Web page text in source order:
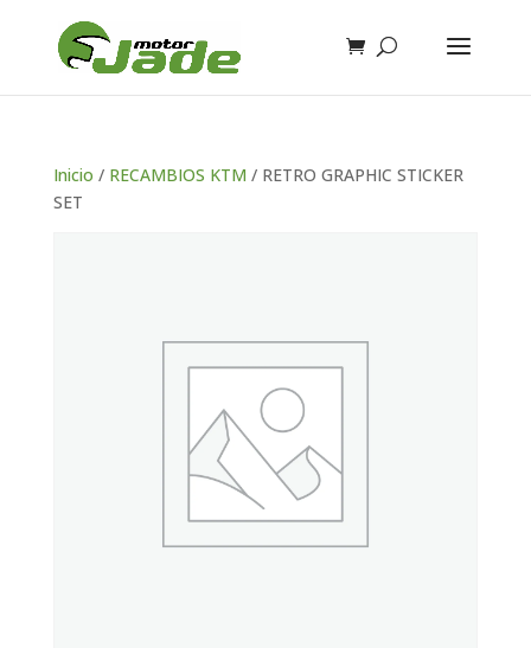
Inicio / RECAMBIOS KTM / RETRO GRAPHIC STICKER
SET